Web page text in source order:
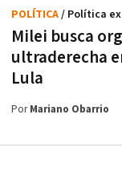
Milei busca
ultraderecha
Lula
POLÍTICA/ Política
PorMariano Obarrio